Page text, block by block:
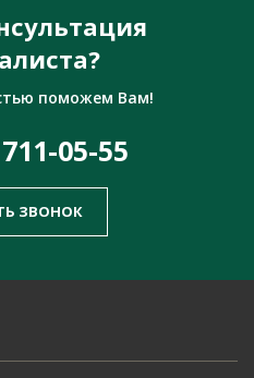
поможем Вам!
05-55
ЗВОНОК